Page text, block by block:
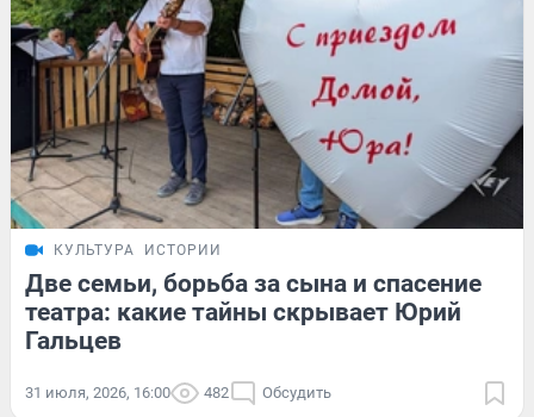
КУЛЬТУРА ИСТОРИИ
Две семьи, борьба за сына и спасение
театра: какие тайны скрывает Юрий
Гальцев
31 июля, 2026, 16:00 482 Обсудить